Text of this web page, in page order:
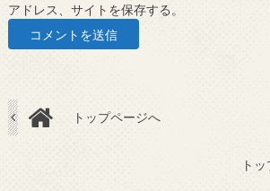
アドレス、サイトを保存する。
トップページへ
ト